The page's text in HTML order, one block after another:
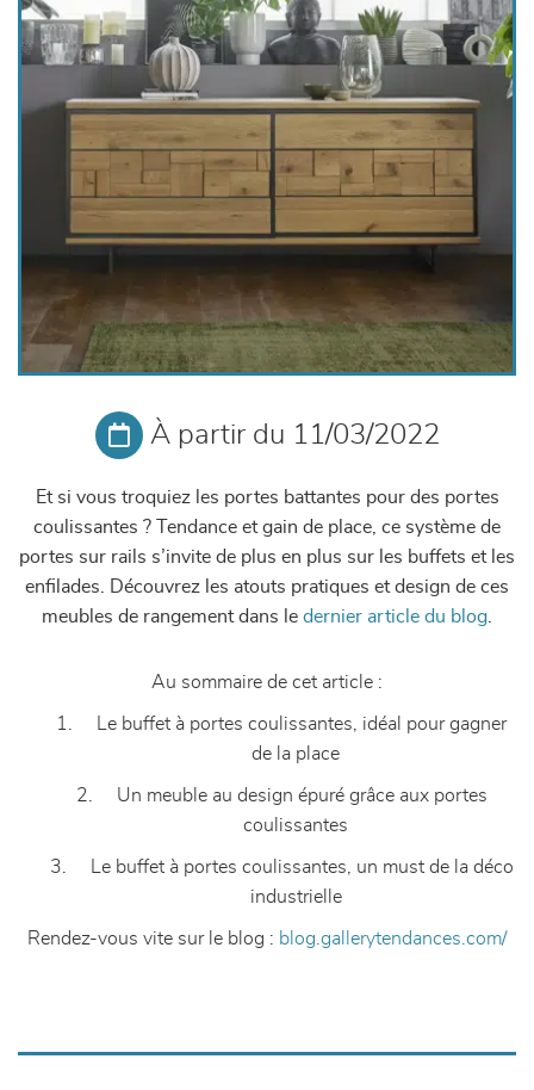
À partir du 11/03/2022
Et si vous troquiez les portes battantes pour des portes
coulissantes ? Tendance et gain de place, ce système de
portes sur rails s’invite de plus en plus sur les buffets et les
enfilades. Découvrez les atouts pratiques et design de ces
meubles de rangement dans le dernier article du blog
Au sommaire de cet article :
1. Le buffet à portes coulissantes, idéal pour gagner
de la place
2. Un meuble au design épuré grâce aux portes
coulissantes
3. Le buffet à portes coulissantes, un must de la déco
industrielle
Rendez-vous vite sur le blog : blog.gallerytendances.com/